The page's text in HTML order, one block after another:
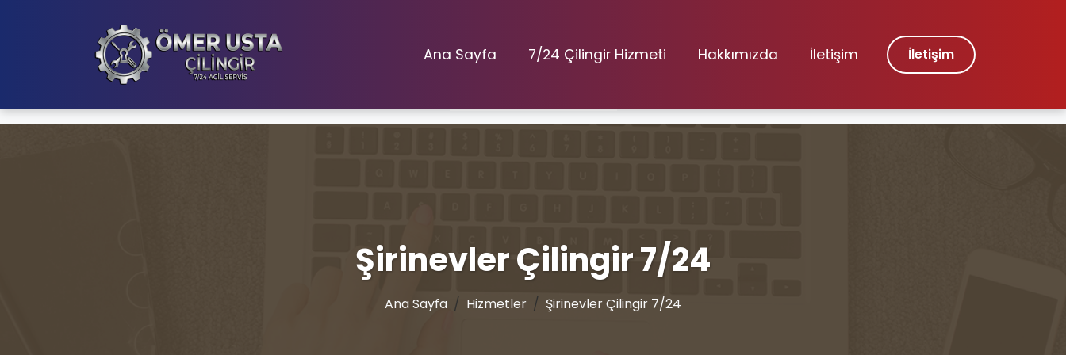
Ana Sayfa 7/24 Çilingir Hizmeti Hakkımızda İletişim İletişim
Şirinevler Çilingir 7/24
Ana Sayfa Hizmetler Şirinevler Çilingir 7/24